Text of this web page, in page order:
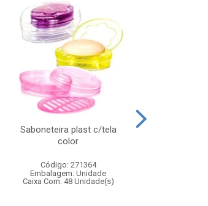
Saboneteira plast c/tela
color
Código: 271364
Embalagem: Unidade
Caixa Com: 48 Unidade(s)